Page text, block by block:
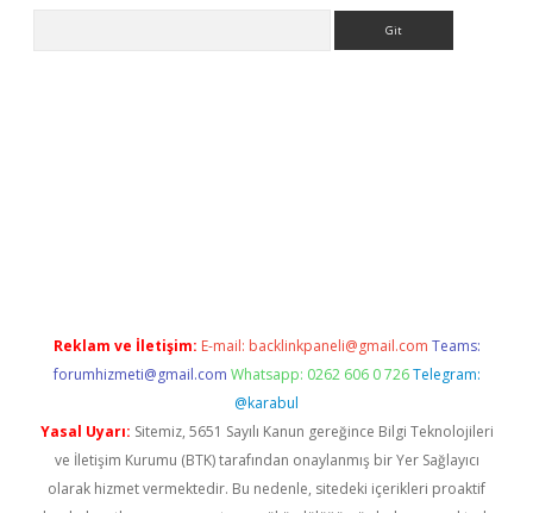
Reklam ve İletişim: E-mail: backlinkpaneli@gmail.com Teams:
forumhizmeti@gmail.com Whatsapp: 0262 606 0 726 Telegram:
@karabul
Yasal Uyarı: Sitemiz, 5651 Sayılı Kanun gereğince Bilgi Teknolojileri
ve İletişim Kurumu (BTK) tarafından onaylanmış bir Yer Sağlayıcı
olarak hizmet vermektedir. Bu nedenle, sitedeki içerikleri proaktif